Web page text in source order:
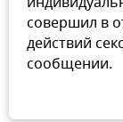
совершил в
действий
сообщении.